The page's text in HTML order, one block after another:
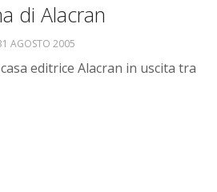
di Alacran
AGOSTO 2005
editrice Alacran in uscita tra